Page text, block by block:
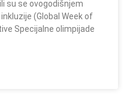
su se ovogodišnjem
(Global Week of
Specijalne olimpijade